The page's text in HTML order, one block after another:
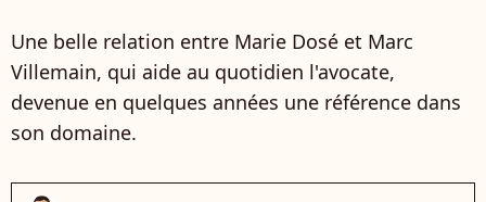
Une belle relation entre Marie Dosé et Marc
Villemain, qui aide au quotidien l'avocate,
devenue en quelques années une référence dans
son domaine.